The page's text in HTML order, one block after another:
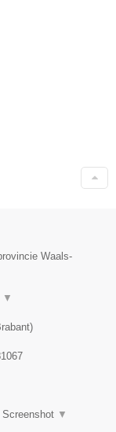
Waals-
▼
)
Screenshot ▼